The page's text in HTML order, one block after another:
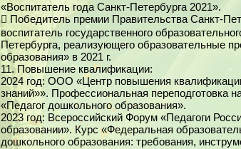
«Воспитатель года Санкт-Петербурга 2021».
 Победитель премии Правительства Санкт-
воспитатель государственного
Петербурга, реализующего образовательные
образования» в 2021 г.
11. Повышение квалификации:
2024 год: ООО «Центр повышения
знаний»». Профессиональная переподготовка
«Педагог дошкольного образования».
2023 год: Всероссийский Форум «Педагоги
образовании». Курс «Федеральная
дошкольного образования: требования,